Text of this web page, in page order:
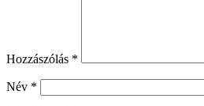
Hozzászólás *
Név *